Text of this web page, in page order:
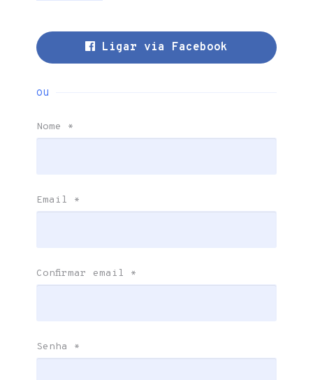
Ligar via Facebook
ou
Nome *
Email *
Confirmar email *
Senha *